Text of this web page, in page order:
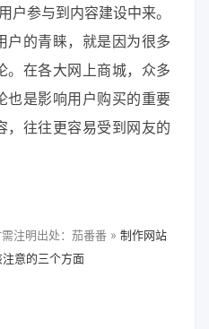
户参与到内容建设中来。
户的青睐，就是因为很多
。在各大网上商城，众多
也是影响用户购买的重要
，往往更容易受到网友的
注明出处：茄番番 » 制作网站
意的三个方面